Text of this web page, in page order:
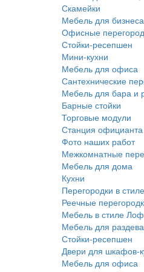
Скамейки
Мебель для бизнеса
Офисные
Стойки-ресепшен
Мини-кухни
Мебель для офиса
Сантехнические
Мебель для бара и
Барные стойки
Торговые модули
Станция официанта
Фото наших работ
Межкомнатные
Мебель для дома
Кухни
Перегородки в
Реечные
Мебель в стиле
Мебель для
Стойки-ресепшен
Двери для шкафов-
Мебель для офиса